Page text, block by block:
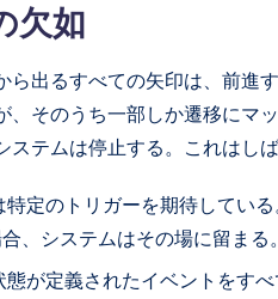
欠如
ら出るすべての矢印は、前進
、そのうち一部しか遷移にマ
ステムは停止する。これはし
特定のトリガーを期待してい
、システムはその場に留まる。
態が定義されたイベントをす